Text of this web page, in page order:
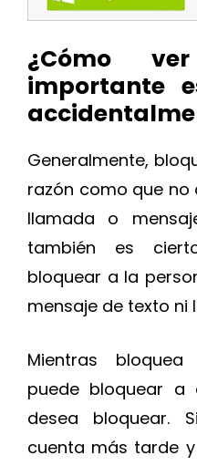
¿Cómo
importante
Generalmente,
razón como que no
llamada o
también es
bloquear a la
mensaje de texto ni
Mientras
puede bloquear
desea bloquear.
cuenta más tarde